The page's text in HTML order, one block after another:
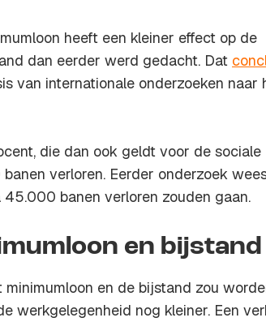
heeft een kleiner effect op de
dan eerder werd gedacht. Dat
van internationale onderzoeken naar
die dan ook geldt voor de sociale
verloren. Eerder onderzoek
banen verloren zouden gaan.
en bijstand
en de bijstand zou
werkgelegenheid nog kleiner. Een